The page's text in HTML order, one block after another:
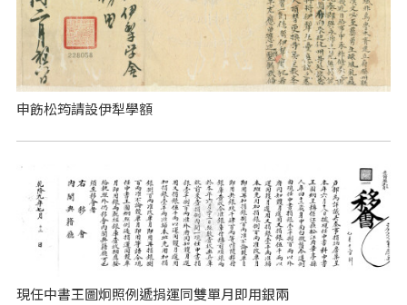
申飭松筠請設伊犁學額
現任中書王圖炯照例遞捐運同雙單月即用銀兩